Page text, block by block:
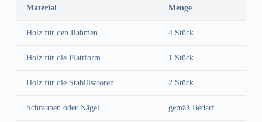
Material Menge
Holz für den Rahmen 4 Stück
Holz für die Plattform 1 Stück
Holz für die Stabilisatoren 2 Stück
Schrauben oder Nägel gemäß Bedarf